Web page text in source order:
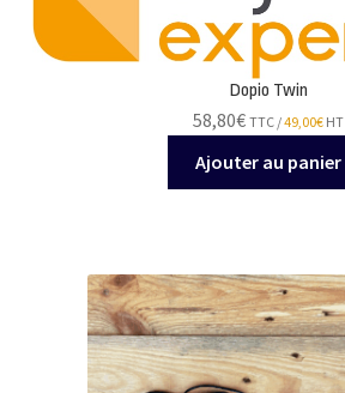
Dopio Twin
58,80€ TTC /49,00€ HT
Ajouter au panier